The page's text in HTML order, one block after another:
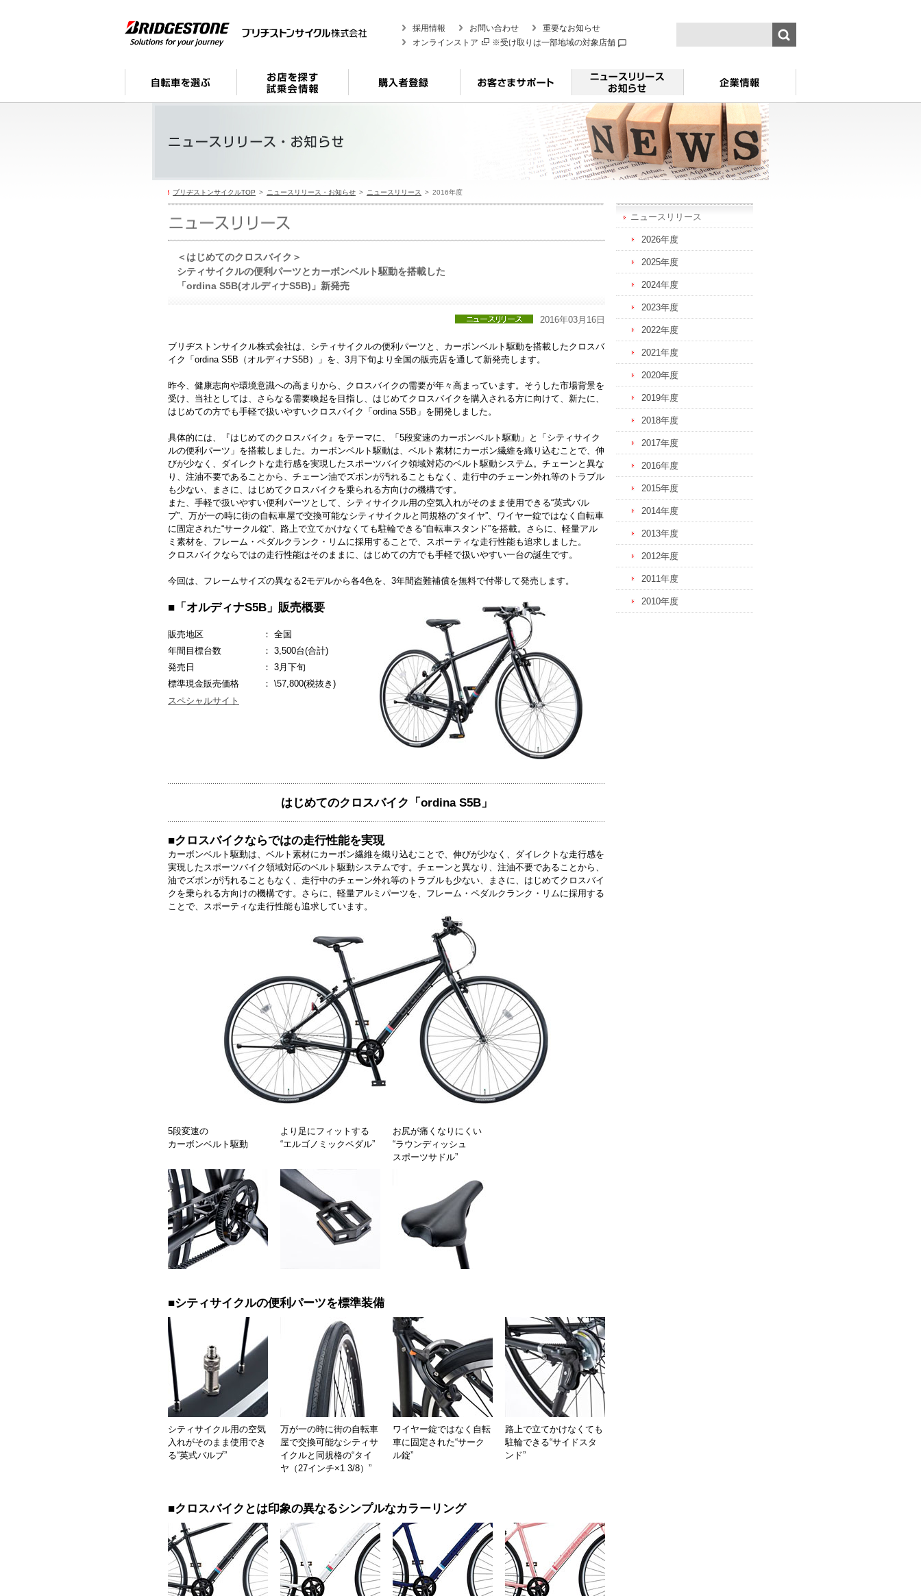
採用情報 お問い合わせ
重要なお知らせ
オンラインストア
※受け取りは一部地域の対象店舗
ブリヂストンサイクルTOP ニュースリリース・お知らせ ニュースリリース 2016年度
＜はじめてのクロスバイク＞
シティサイクルの便利パーツとカーボンベルト駆動を搭載した
「ordina S5B(オルディナS5B)」新発売
2016年03月16日
ブリヂストンサイクル株式会社は、シティサイクルの便利パーツと、カーボンベルト駆動を搭載したクロスバ
イク「ordina S5B（オルディナS5B）」を、3月下旬より全国の販売店を通して新発売します。
昨今、健康志向や環境意識への高まりから、クロスバイクの需要が年々高まっています。そうした市場背景を
受け、当社としては、さらなる需要喚起を目指し、はじめてクロスバイクを購入される方に向けて、新たに、
はじめての方でも手軽で扱いやすいクロスバイク「ordina S5B」を開発しました。
具体的には、『はじめてのクロスバイク』をテーマに、「5段変速のカーボンベルト駆動」と「シティサイク
ルの便利パーツ」を搭載しました。カーボンベルト駆動は、ベルト素材にカーボン繊維を織り込むことで、伸
びが少なく、ダイレクトな走行感を実現したスポーツバイク領域対応のベルト駆動システム。チェーンと異な
り、注油不要であることから、チェーン油でズボンが汚れることもなく、走行中のチェーン外れ等のトラブル
も少ない、まさに、はじめてクロスバイクを乗られる方向けの機構です。
また、手軽で扱いやすい便利パーツとして、シティサイクル用の空気入れがそのまま使用できる“英式バル
ブ”、万が一の時に街の自転車屋で交換可能なシティサイクルと同規格の“タイヤ”、ワイヤー錠ではなく自転車
に固定された“サークル錠”、路上で立てかけなくても駐輪できる“自転車スタンド”を搭載。さらに、軽量アル
ミ素材を、フレーム・ペダルクランク・リムに採用することで、スポーティな走行性能も追求しました。
クロスバイクならではの走行性能はそのままに、はじめての方でも手軽で扱いやすい一台の誕生です。
今回は、フレームサイズの異なる2モデルから各4色を、3年間盗難補償を無料で付帯して発売します。
■「オルディナS5B」販売概要
販売地区 ： 全国
年間目標台数
： 3,500台(合計)
発売日
： 3月下旬
標準現金販売価格
： \57,800(税抜き)
スペシャルサイト
はじめてのクロスバイク「ordina S5B」
■クロスバイクならではの走行性能を実現
カーボンベルト駆動は、ベルト素材にカーボン繊維を織り込むことで、伸びが少なく、ダイレクトな走行感を
実現したスポーツバイク領域対応のベルト駆動システムです。チェーンと異なり、注油不要であることから、
油でズボンが汚れることもなく、走行中のチェーン外れ等のトラブルも少ない、まさに、はじめてクロスバイ
クを乗られる方向けの機構です。さらに、軽量アルミパーツを、フレーム・ペダルクランク・リムに採用する
ことで、スポーティな走行性能も追求しています。
5段変速の
カーボンベルト駆動
より足にフィットする
“エルゴノミックペダル”
お尻が痛くなりにくい
“ラウンディッシュ
スポーツサドル”
■シティサイクルの便利パーツを標準装備
シティサイクル用の空気
入れがそのまま使用でき
る“英式バルブ”
万が一の時に街の自転車
屋で交換可能なシティサ
イクルと同規格の“タイ
ヤ（27インチ×1 3/8）”
ワイヤー錠ではなく自転
車に固定された“サーク
ル錠”
路上で立てかけなくても
駐輪できる“サイドスタ
ンド”
■クロスバイクとは印象の異なるシンプルなカラーリング
ニュースリリース
2026年度
2025年度
2024年度
2023年度
2022年度
2021年度
2020年度
2019年度
2018年度
2017年度
2016年度
2015年度
2014年度
2013年度
2012年度
2011年度
2010年度